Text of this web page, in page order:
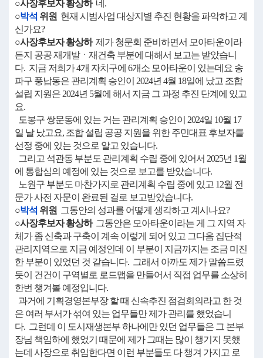
○사장후보자 황상하네.
○박석 위원 현재 시범사업 대상지별 추진 현황을 파악하고 계
신가요?
○사장후보자 황상하제가 청문회 준비하면서 모아타운이라
든지 공공 재개발ㆍ재건축 부분에 대해서 보고는 받았습니
다. 지금 저희가 4개 자치구에 6개소 모아타운이 있는데요 송
파구 풍납동은 관리계획 승인이 2024년 4월 18일에 났고 조합
설립 지원은 2024년 5월에 해서 지금 그 과정 추진 단계에 있고
요.
도봉구 쌍문동에 있는 거는 관리계획 승인이 2024일 10월 17
일 날 났고요, 조합 설립 공공 지원을 위한 주민대표 후보자를
선정 중에 있는 것으로 알고 있습니다.
그리고 석관동 부분도 관리계획 수립 중에 있어서 2025년 1월
에 통합심의 예정에 있는 것으로 보고를 받았습니다.
노원구 부분도 마찬가지로 관리계획 수립 중에 있고 12월 전
문가 사전 자문이 완료된 걸로 보고받았습니다.
○박석 위원 그동안의 성과를 어떻게 생각하고 계시나요?
○사장후보자 황상하그동안은 모아타운이라는 게 그 지역 자
체가 좀 신축과 구축이 계속 이렇게 되어 있고 그다음 집단적
관리지역으로 지금 예정인데 이 부분이 지금까지는 조금 미진
한 부분이 있었던 것 같습니다. 그래서 아까도 제가 말씀드렸
듯이 건건이 구역별로 로드맵을 만들어서 직접 업무를 소상히
한번 챙겨볼 예정입니다.
과거에 기획경영본부장 할 때 신속추진 점검회의라고 한 것
은 여러 부서가 섞여 있는 업무들만 제가 관리를 했었습니
다. 그런데 이 도시재생본부 하나에만 있던 업무들은 그 본부
장님 책임하에 했었기 때문에 제가 그때는 많이 챙기지 못했
는데 사장으로 취임한다면 이런 부분들도 다 챙겨 가지고 로